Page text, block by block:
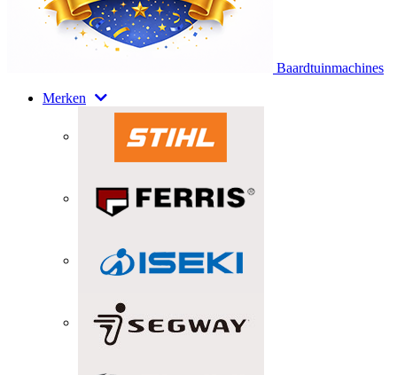
Baardtuinmachines
Merken